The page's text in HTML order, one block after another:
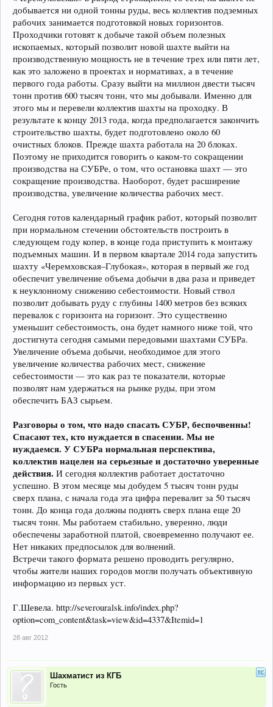
добывается ни одной тонны руды, весь коллектив подземных
рабочих занимается подготовкой новых горизонтов.
Проходчики готовят к добыче такой объем полезных
ископаемых, который позволит новой шахте выйти на
производственную мощность не в течение трех или пяти лет,
как это заложено в проектах и нормативах, а в течение
первого года работы. Сразу выйти на миллион двести тысяч
тонн против 600 тысяч тонн, что мы добывали. Именно для
этого мы и перевели коллектив шахты на проходку. В
результате к концу 2013 года, когда предполагается закончить
строительство шахты, будет подготовлено около 60
очистных блоков. Прежде шахта работала на 20 блоках.
Поэтому не приходится говорить о каком-то сокращении
производства на СУБРе, о том, что остановка шахт — это
сокращение производства. Наоборот, будет расширение
производства, увеличение количества рабочих мест.
Сегодня готов календарный график работ, который позволит
при нормальном стечении обстоятельств построить в
следующем году копер, в конце года приступить к монтажу
подъемных машин. И в первом квартале 2014 года запустить
шахту «Черемховская–Глубокая», которая в первый же год
обеспечит увеличение объема добычи в два раза и приведет
к неуклонному снижению себестоимости. Новый ствол
позволит добывать руду с глубины 1400 метров без всяких
перевалок с горизонта на горизонт. Это существенно
уменьшит себестоимость, она будет намного ниже той, что
достигнута сегодня самыми передовыми шахтами СУБРа.
Увеличение объема добычи, необходимое для этого
увеличение количества рабочих мест, снижение
себестоимости — это как раз те показатели, которые
позволят нам удержаться на рынке руды, при этом
обеспечить БАЗ сырьем.
Разговоры о том, что надо спасать СУБР, беспочвенны!
Спасают тех, кто нуждается в спасении. Мы не
нуждаемся. У СУБРа нормальная перспектива,
коллектив нацелен на серьезные и достаточно уверенные
действия. И сегодня коллектив работает достаточно
успешно. В этом месяце мы добудем 5 тысяч тонн руды
сверх плана, с начала года эта цифра перевалит за 50 тысяч
тонн. До конца года должны поднять сверх плана еще 20
тысяч тонн. Мы работаем стабильно, уверенно, люди
обеспечены заработной платой, своевременно получают ее.
Нет никаких предпосылок для волнений.
Встречи такого формата решено проводить регулярно,
чтобы жители наших городов могли получать объективную
информацию из первых уст.
Г.Шевела. http://severouralsk.info/index.php?
option=com_content&task=view&id=4337&Itemid=1
28 авг 2012
Шахматист из КГБ
Гость